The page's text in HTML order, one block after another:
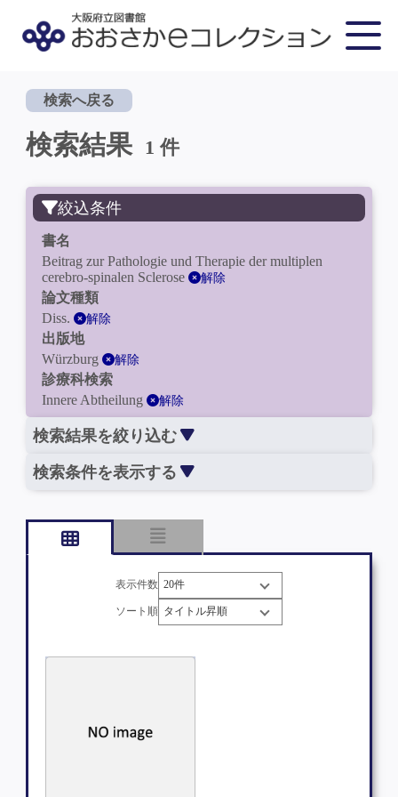
検索へ戻る
検索結果 1 件
絞込条件
書名
Beitrag zur Pathologie und Therapie der multiplen
cerebro-spinalen Sclerose
解除
論文種類
Diss.
解除
出版地
Würzburg
解除
診療科検索
Innere Abtheilung
解除
検索結果を絞り込む
検索条件を表示する
表示件数
ソート順